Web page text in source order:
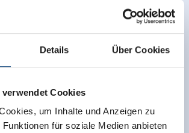
Details Über Cookies
verwendet Cookies
um Inhalte und Anzeigen zu
für soziale Medien anbieten
tot 15:00 uur.